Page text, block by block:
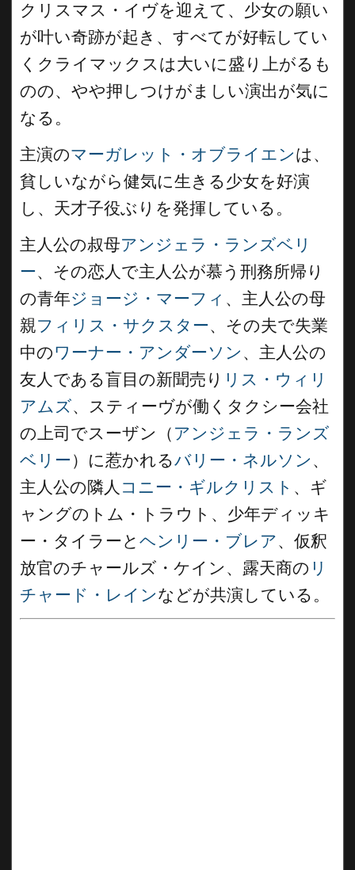
クリスマス・イヴを迎えて、少女の願い
が叶い奇跡が起き、すべてが好転してい
くクライマックスは大いに盛り上がるも
のの、やや押しつけがましい演出が気に
なる。
主演のマーガレット・オブライエンは、
貧しいながら健気に生きる少女を好演
し、天才子役ぶりを発揮している。
主人公の叔母アンジェラ・ランズベリ
ー、その恋人で主人公が慕う刑務所帰り
の青年ジョージ・マーフィ 、主人公の母
親フィリス・サクスター、その夫で失業
中のワーナー・アンダーソン 、主人公の
友人である盲目の新聞売り リス・ウィリ
アムズ、スティーヴが働くタクシー会社
の上司でスーザン（ アンジェラ・ランズ
ベリー）に惹かれるバリー・ネルソン 、
主人公の隣人 コニー・ギルクリスト 、ギ
ャングのトム・トラウト、少年ディッキ
ー・タイラーと ヘンリー・ブレア、仮釈
放官のチャールズ・ケイン、露天商の リ
チャード・レインなどが共演している。